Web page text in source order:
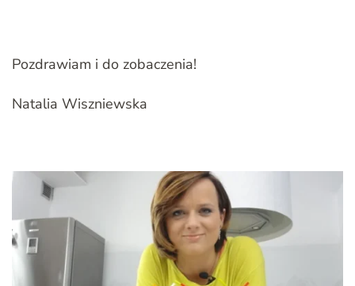
Pozdrawiam i do zobaczenia!
Natalia Wiszniewska